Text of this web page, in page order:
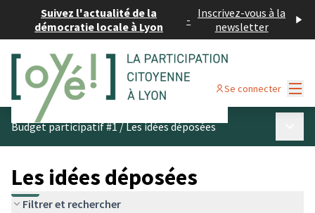
Suivez l'actualité de la
démocratie locale à Lyon
- Inscrivez-vous à la
newsletter
Se connecter
Budget participatif #1/Les idées déposées
Les idées déposées
Filtrer et rechercher